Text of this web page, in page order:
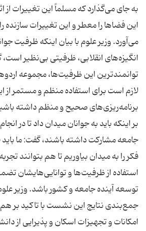
به جای می‌گذارد که مسلماً این تغییرات
این فضاها را معطر و این تغییرات سازنده
می‌آورد. وزیر علوم با بیان اینکه ظرفیت
انگیزه‌های انقلابی، ظرفیتی بی‌نظیر
توانمندترین این ظرفیت‌ها، مجموعه
لازم است برای استفاده منظم و مستمر از
برنامه‌ریزی‌های صحیح و منظم داشته
بر اینکه باید به جوانان میدان داد تا در
جامعه مشارکت داشته باشند، گفت: ما
فکر را به میدان بیاوریم تا هم بتوانند
استفاده از ظرفیت‌ها و توانایی‌هایشان
توسعه آینده جامعه و کشور باشد. وزیر
جمع‌بندی نتایج این نشست با تاکید بر
امکانات و تجهیزات اسکان و پذیرایی از